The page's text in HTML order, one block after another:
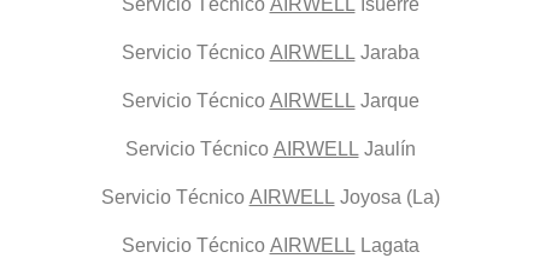
Servicio Técnico AIRWELLIsuerre
Servicio Técnico AIRWELLJaraba
Servicio Técnico AIRWELLJarque
Servicio Técnico AIRWELLJaulín
Servicio Técnico AIRWELLJoyosa (La)
Servicio Técnico AIRWELLLagata